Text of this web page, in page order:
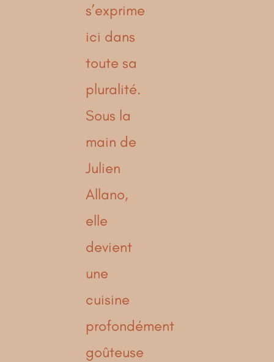
s’exprime
ici dans
toute sa
pluralité.
Sous la
main de
Julien
Allano,
elle
devient
une
cuisine
profondément
goûteuse